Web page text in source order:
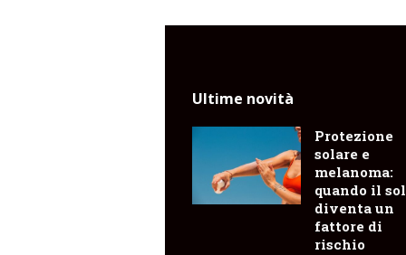
Ultime novità
Protezione
solare e
melanoma:
quando il
diventa un
fattore di
rischio